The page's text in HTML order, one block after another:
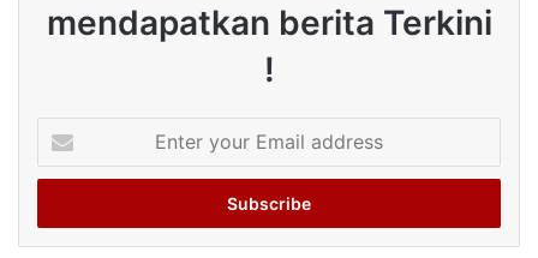
mendapatkan berita Terkini
!
your
Email